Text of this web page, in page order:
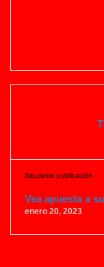
Siguiente publicación
Vea apuesta a
enero 20, 2023